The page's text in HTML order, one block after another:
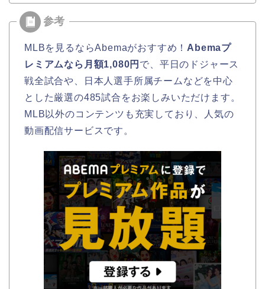
MLBを見るならAbemaがおすすめ！ Abemaプ
レミアムなら月額1,080円 で、平日のドジャース
戦全試合や、日本人選手所属チームなどを中心
とした厳選の485試合をお楽しみいただけます。
MLB以外のコンテンツも充実しており、人気の
動画配信サービスです。